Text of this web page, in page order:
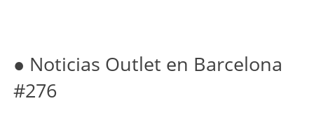
● Noticias Outlet en Barcelona
#276